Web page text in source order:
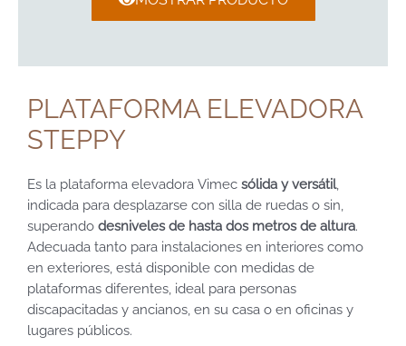
PLATAFORMA ELEVADORA
STEPPY
Es la plataforma elevadora Vimec sólida y versátil,
indicada para desplazarse con silla de ruedas o sin,
superando desniveles de hasta dos metros de altura.
Adecuada tanto para instalaciones en interiores como
en exteriores, está disponible con medidas de
plataformas diferentes, ideal para personas
discapacitadas y ancianos, en su casa o en oficinas y
lugares públicos.